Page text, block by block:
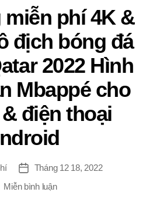
phí 4K &
địch bóng đá
2022 Hình
Mbappé cho
điện thoại
Ngay
gưỉ
Tháng 12 18, 2022
Miễn bình luậnTRÊN